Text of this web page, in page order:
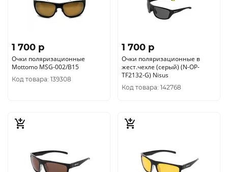
1 700 p
Очки поляризационные
Mottomo MSG-002/B15
Код товара: 139308
1 700 p
Очки поляризационные в
жест.чехле (серый) (N-OP-
TF2132-G) Nisus
Код товара: 142768